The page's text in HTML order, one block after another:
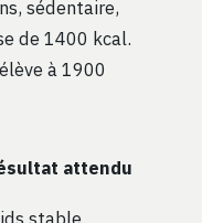
sédentaire,
de 1400 kcal.
à 1900
attendu